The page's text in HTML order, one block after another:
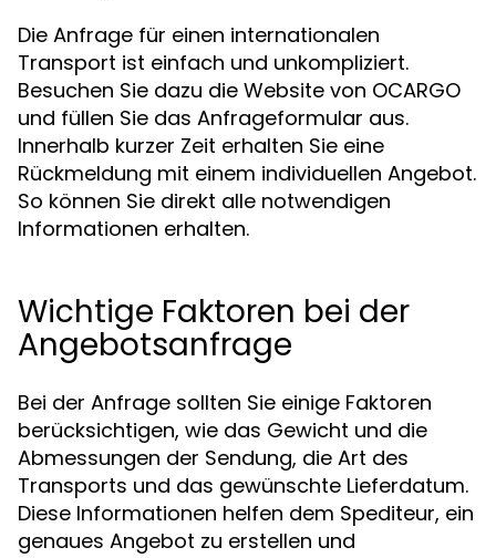
Die Anfrage für einen internationalen
Transport ist einfach und unkompliziert.
Besuchen Sie dazu die Website von OCARGO
und füllen Sie das Anfrageformular aus.
Innerhalb kurzer Zeit erhalten Sie eine
Rückmeldung mit einem individuellen Angebot.
So können Sie direkt alle notwendigen
Informationen erhalten.
Wichtige Faktoren bei der
Angebotsanfrage
Bei der Anfrage sollten Sie einige Faktoren
berücksichtigen, wie das Gewicht und die
Abmessungen der Sendung, die Art des
Transports und das gewünschte Lieferdatum.
Diese Informationen helfen dem Spediteur, ein
genaues Angebot zu erstellen und